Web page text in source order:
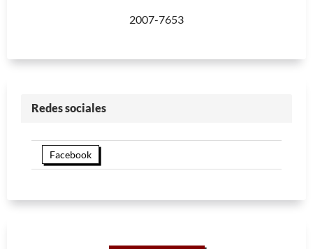
2007-7653
Redes sociales
Facebook